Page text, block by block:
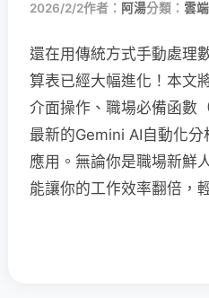
2026/2/2作者： 阿湯分類： 雲
還在用傳統方式手動處理
算表已經大幅進化！本文
介面操作、職場必備函數
最新的Gemini AI自動化
應用。無論你是職場新鮮
能讓你的工作效率翻倍，